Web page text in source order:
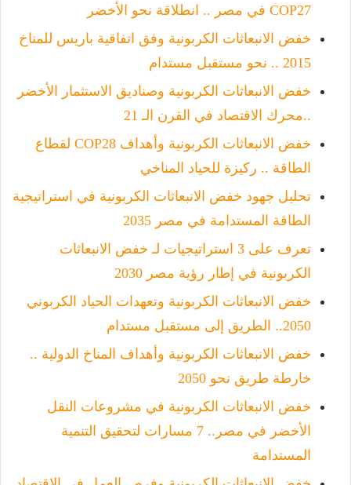
COP27 في مصر .. انطلاقة نحو الأخضر
خفض الانبعاثات الكربونية وفق اتفاقية باريس للمناخ
2015 .. نحو مستقبل مستدام
خفض الانبعاثات الكربونية وصناديق الاستثمار الأخضر
..محرك الاقتصاد في القرن الـ 21
خفض الانبعاثات الكربونية وأهداف COP28 لقطاع
الطاقة .. ركيزة للحياد المناخي
تحليل جهود خفض الانبعاثات الكربونية في استراتيجية
الطاقة المستدامة في مصر 2035
تعرف على 3 استراتيجيات لـ خفض الانبعاثات
الكربونية في إطار رؤية مصر 2030
خفض الانبعاثات الكربونية وتعهدات الحياد الكربوني
2050.. الطريق إلى مستقبل مستدام
خفض الانبعاثات الكربونية وأهداف المناخ الدولية ..
خارطة طريق نحو 2050
خفض الانبعاثات الكربونية في مشروعات النقل
الأخضر في مصر.. 7 مسارات لتحقيق التنمية
المستدامة